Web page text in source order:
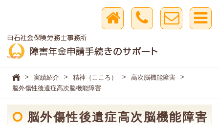
> 実績紹介 > 精神（こころ） > 高次脳機能障害
>
脳外傷性後遺症高次脳機能障害
脳外傷性後遺症高次脳機能障害